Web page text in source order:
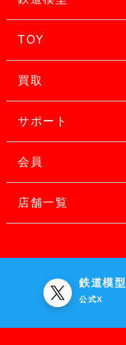
TOY
買取
サポート
会員
店舗一覧
鉄道模型
公式X